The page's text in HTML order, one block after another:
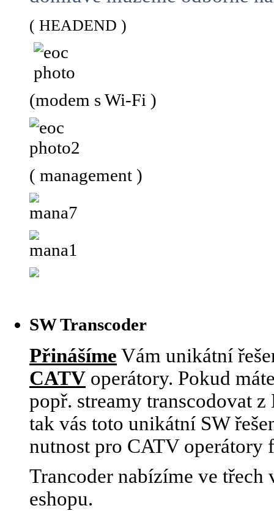
( HEADEND )
(modem s Wi-Fi )
( management )
SW Transcoder
Přinášíme Vám unikátní
CATV operátory. Pokud
popř. streamy transcodovat
tak vás toto unikátní SW
nutnost pro CATV operátory
Trancoder nabízíme ve třech
eshopu.